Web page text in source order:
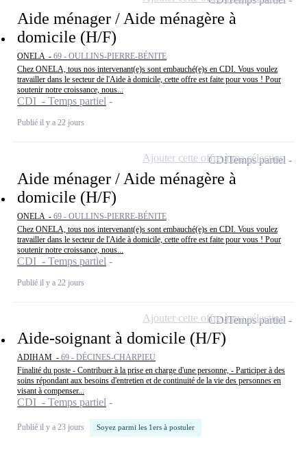
Aide ménager / Aide ménagère à
domicile (H/F)
ONELA - 69 - OULLINS-PIERRE-BÉNITE
Chez ONELA, tous nos intervenant(e)s sont embauché(e)s en CDI. Vous voulez
travailler dans le secteur de l'Aide à domicile, cette offre est faite pour vous ! Pour
soutenir notre croissance, nous...
CDI - Temps partiel
Publié il y a 22 jours
Aide ménager / Aide ménagère à
domicile (H/F)
ONELA - 69 - OULLINS-PIERRE-BÉNITE
Chez ONELA, tous nos intervenant(e)s sont embauché(e)s en CDI. Vous voulez
travailler dans le secteur de l'Aide à domicile, cette offre est faite pour vous ! Pour
soutenir notre croissance, nous...
CDI - Temps partiel
Publié il y a 22 jours
CDITemps partiel
Ajouter cette offre à ma sélection
Aide-soignant à domicile (H/F)
ADIHAM - 69 - DÉCINES-CHARPIEU
Finalité du poste - Contribuer à la prise en charge d'une personne, - Participer à des
soins répondant aux besoins d'entretien et de continuité de la vie des personnes en
visant à compenser...
CDI - Temps partiel
Publié il y a 23 jours Soyez parmi les 1ers à postuler
CDITemps partiel
Ajouter cette offre à ma sélection